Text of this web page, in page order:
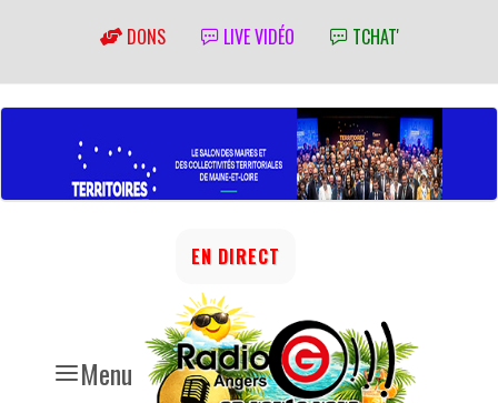
DONS LIVE VIDÉO TCHAT'
Menu
EN DIRECT